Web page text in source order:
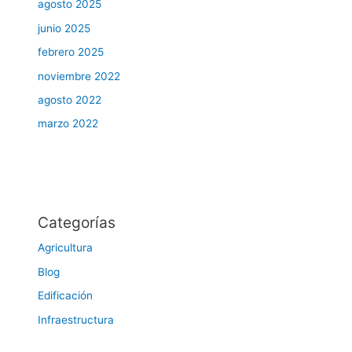
agosto 2025
junio 2025
febrero 2025
noviembre 2022
agosto 2022
marzo 2022
Categorías
Agricultura
Blog
Edificación
Infraestructura